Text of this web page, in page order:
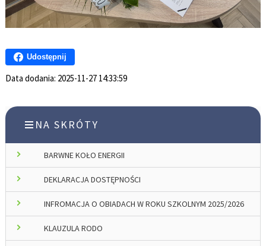
Udostępnij
Data dodania: 2025-11-27 14:33:59
NA SKRÓTY
BARWNE KOŁO ENERGII
DEKLARACJA DOSTĘPNOŚCI
INFROMACJA O OBIADACH W ROKU SZKOLNYM 2025/2026
KLAUZULA RODO